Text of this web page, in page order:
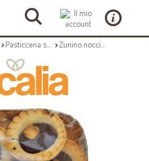
Pasticceria secca Zunino nocciolini gr.200